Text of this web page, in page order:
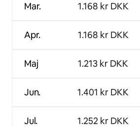
Mar.
Apr.
Maj
Jun.
Jul.
1.168 kr DKK
1.168 kr DKK
1.213 kr DKK
1.401 kr DKK
1.252 kr DKK